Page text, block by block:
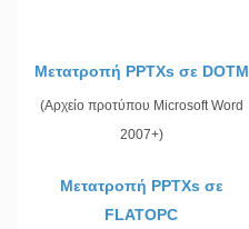
Μετατροπή PPTXs σε DOTM
(Αρχείο προτύπου Microsoft Word
2007+)
Μετατροπή PPTXs σε
FLATOPC